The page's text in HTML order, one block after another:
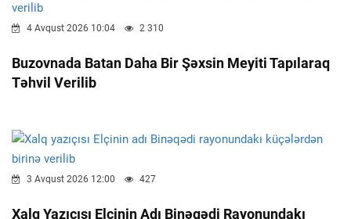
4 Avqust 2026 10:04 2 310
Buzovnada Batan Daha Bir Şəxsin Meyiti Tapılaraq
Təhvil Verilib
3 Avqust 2026 12:00 427
Xalq Yazıçısı Elçinin Adı Binəqədi Rayonundakı